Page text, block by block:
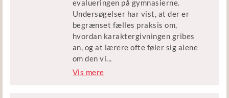
der bl.a. har markeret sig i debatten
om elever af anden etnisk herkomst,
og Ove Korsgaard, professor
emeritus og dr.pæd. fra Århus
Universitet og DPU.
evalueringen på gymnasierne.
Undersøgelser har vist, at der er
begrænset fælles praksis om,
hvordan karaktergivningen gribes
an, og at lærere ofte føler sig alene
om den vi...
gtige opgave. Samtidig er karakterer
Vis mere